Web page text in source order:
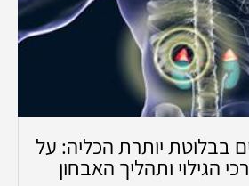
בבלוטת יותרת הכליה: על
הגילוי ותהליך האבחון